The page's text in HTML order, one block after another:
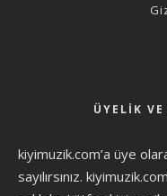
ÜYELIK
kiyimuzik.com’a üye
sayılırsınız.